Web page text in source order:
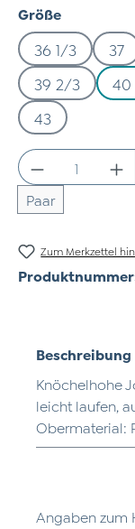
Größeauswählen
36 1/3 37
39 2/3
40
43
Produkt
Paar
Zum Merkzettel
Beschreibung
Knöchelhohe
leicht laufen,
Obermaterial:
Angaben zum